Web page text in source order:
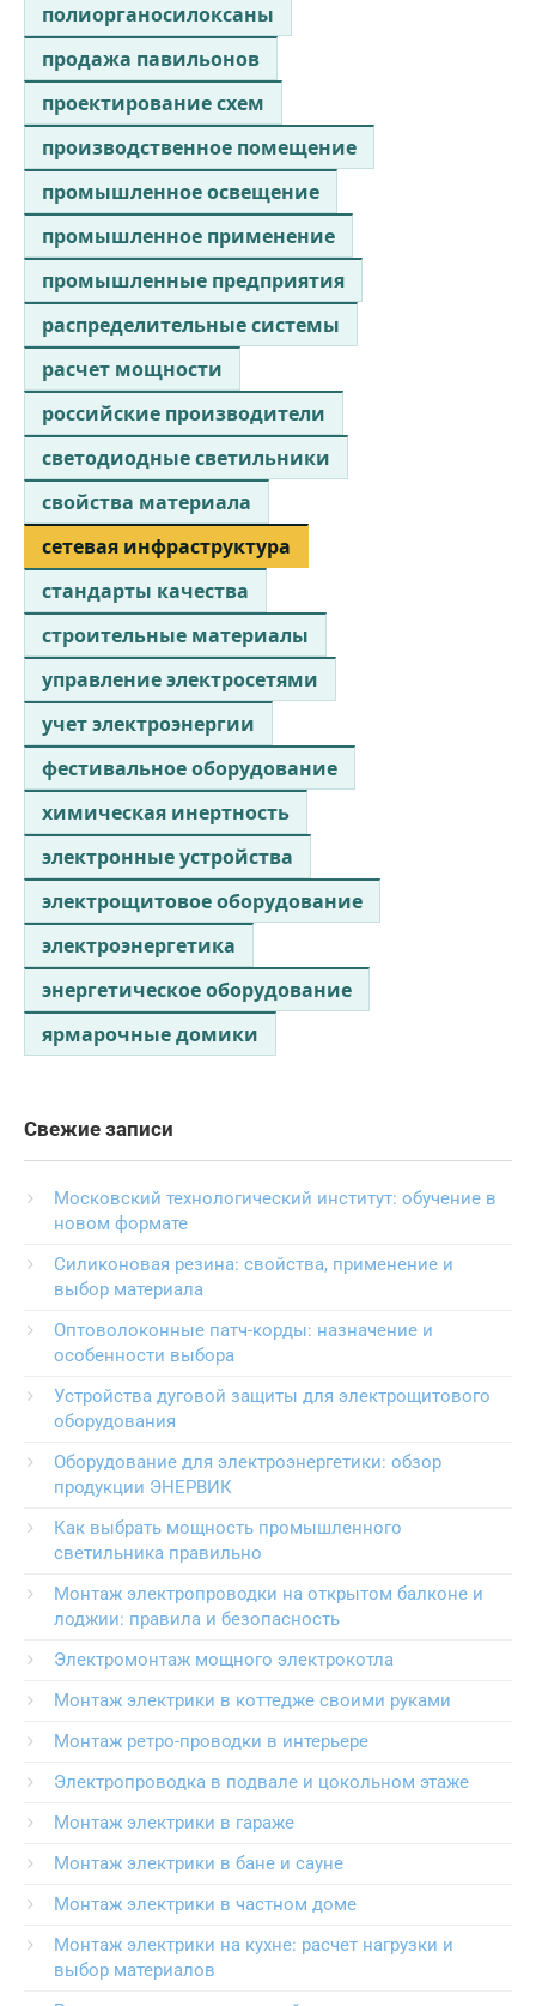
полиорганосилоксаны
продажа павильонов
проектирование схем
производственное помещение
промышленное освещение
промышленное применение
промышленные предприятия
распределительные системы
расчет мощности
российские производители
светодиодные светильники
свойства материала
сетевая инфраструктура
стандарты качества
строительные материалы
управление электросетями
учет электроэнергии
фестивальное оборудование
химическая инертность
электронные устройства
электрощитовое оборудование
электроэнергетика
энергетическое оборудование
ярмарочные домики
Свежие записи
Московский технологический институт: обучение в
новом формате
Силиконовая резина: свойства, применение и
выбор материала
Оптоволоконные патч-корды: назначение и
особенности выбора
Устройства дуговой защиты для электрощитового
оборудования
Оборудование для электроэнергетики: обзор
продукции ЭНЕРВИК
Как выбрать мощность промышленного
светильника правильно
Монтаж электропроводки на открытом балконе и
лоджии: правила и безопасность
Электромонтаж мощного электрокотла
Монтаж электрики в коттедже своими руками
Монтаж ретро-проводки в интерьере
Электропроводка в подвале и цокольном этаже
Монтаж электрики в гараже
Монтаж электрики в бане и сауне
Монтаж электрики в частном доме
Монтаж электрики на кухне: расчет нагрузки и
выбор материалов